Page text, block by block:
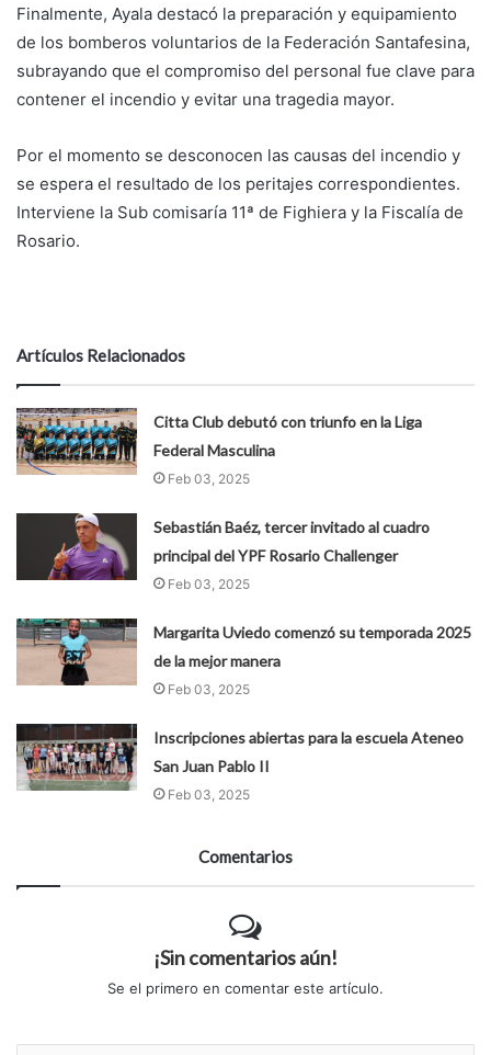
Finalmente, Ayala destacó la preparación y equipamiento
de los bomberos voluntarios de la Federación Santafesina,
subrayando que el compromiso del personal fue clave para
contener el incendio y evitar una tragedia mayor.
Por el momento se desconocen las causas del incendio y
se espera el resultado de los peritajes correspondientes.
Interviene la Sub comisaría 11ª de Fighiera y la Fiscalía de
Rosario.
Artículos Relacionados
Citta Club debutó con triunfo en la Liga
Federal Masculina
Feb 03, 2025
Sebastián Baéz, tercer invitado al cuadro
principal del YPF Rosario Challenger
Feb 03, 2025
Margarita Uviedo comenzó su temporada 2025
de la mejor manera
Feb 03, 2025
Inscripciones abiertas para la escuela Ateneo
San Juan Pablo II
Feb 03, 2025
Comentarios
¡Sin comentarios aún!
Se el primero en comentar este artículo.